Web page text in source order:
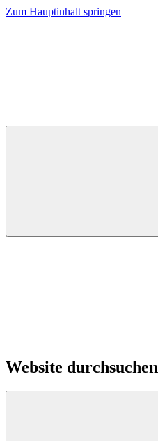
Zum Hauptinhalt springen
Website durchsuchen